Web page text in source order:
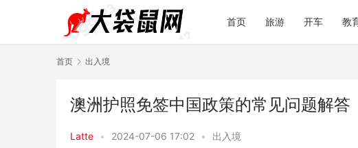
首页 旅游 开车 教
首页 出入境
澳洲护照免签中国政策的常见问题解答
Latte • 2024-07-06 17:02 • 出入境